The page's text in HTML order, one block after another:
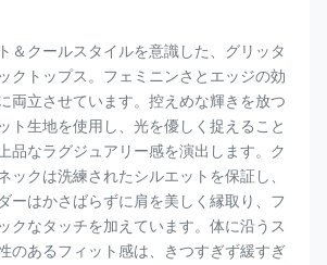
＆クールスタイルを意識した、グリッタ
クトップス。フェミニンさとエッジの効
両立させています。控えめな輝きを放つ
ト生地を使用し、光を優しく捉えること
品なラグジュアリー感を演出します。ク
ックは洗練されたシルエットを保証し、
ーはかさばらずに肩を美しく縁取り、フ
クなタッチを加えています。体に沿うス
のあるフィット感は、きつすぎず緩すぎ